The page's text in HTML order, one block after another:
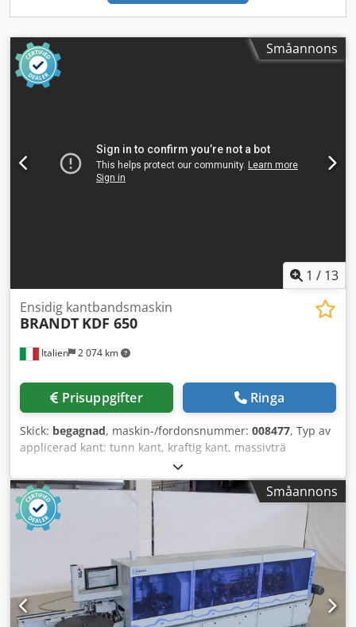
Småannons
1 / 13
Italien 2 074 km
Ensidig kantbandsmaskin
BRANDT KDF 650
Prisuppgifter Ringa
Skick: begagnad, maskin-/fordonsnummer: 008477, Typ av
applicerad kant: tunn kant, kraftig kant, massivträ
Limsystem: EVA Dedpfoy Hq Nvsx Aldskr Fogfräsning: ja
Multifunktionsaggregat: ja Max. matningshastighet: 18
m/min Maximal skivtjocklek: 60 mm Arbetsaggregat: 7 st.
Småannons